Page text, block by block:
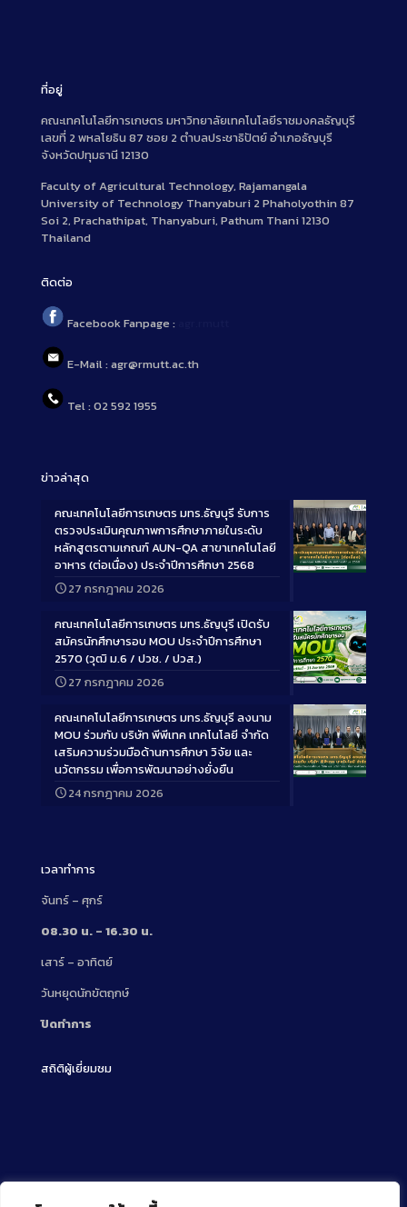
ที่อยู่
คณะเทคโนโลยีการเกษตร มหาวิทยาลัยเทคโนโลยีราชมงคลธัญบุรี
เลขที่ 2 พหลโยธิน 87 ซอย 2 ตำบลประชาธิปัตย์ อำเภอธัญบุรี
จังหวัดปทุมธานี 12130
Faculty of Agricultural Technology, Rajamangala
University of Technology Thanyaburi 2 Phaholyothin 87
Soi 2, Prachathipat, Thanyaburi, Pathum Thani 12130
Thailand
ติดต่อ
Facebook Fanpage :
E-Mail : agr@rmutt.ac.th
Tel : 02 592 1955
ข่าวล่าสุด
Long
คณะเทคโนโลยีการเกษตร มทร.ธัญบุรี รับการ
ตรวจประเมินคุณภาพการศึกษาภายในระดับ
หลักสูตรตามเกณฑ์ AUN-QA สาขาเทคโนโลยี
อาหาร (ต่อเนื่อง) ประจำปีการศึกษา 2568
27 กรกฎาคม 2026
Long
Description
คณะเทคโนโลยีการเกษตร มทร.ธัญบุรี เปิดรับ
สมัครนักศึกษารอบ MOU ประจำปีการศึกษา
2570 (วุฒิ ม.6 / ปวช. / ปวส.)
27 กรกฎาคม 2026
Long
คณะเทคโนโลยีการเกษตร มทร.ธัญบุรี ลงนาม
MOU ร่วมกับ บริษัท พีพีเทค เทคโนโลยี จำกัด
เสริมความร่วมมือด้านการศึกษา วิจัย และ
นวัตกรรม เพื่อการพัฒนาอย่างยั่งยืน
24 กรกฎาคม 2026
เวลาทำการ
จันทร์ – ศุกร์
08.30 น. – 16.30 น.
เสาร์ – อาทิตย์
วันหยุดนักขัตฤกษ์
ปิดทำการ
สถิติผู้เยี่ยมชม